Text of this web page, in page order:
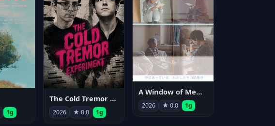
1g
The Cold Tremor Experiment
2026 ★ 0.0 1g
A Window of Memories
2026 ★ 0.0 1g